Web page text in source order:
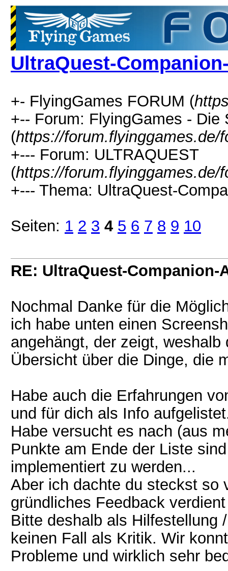
UltraQuest-
+- FlyingGames FORUM (
+-- Forum: FlyingGames - Die
(https://forum.flyinggames.de/
+--- Forum: ULTRAQUEST
(https://forum.flyinggames.de/
+--- Thema: UltraQuest-
Seiten: 1 2 3 4 5 6 7 8 9 10
RE: UltraQuest-Companion-
Nochmal Danke für die
ich habe unten einen
angehängt, der zeigt,
Übersicht über die Dinge, die
Habe auch die Erfahrungen
und für dich als Info
Habe versucht es nach (aus
Punkte am Ende der Liste
implementiert zu werden...
Aber ich dachte du steckst so
gründliches Feedback
Bitte deshalb als Hilfestellung
keinen Fall als Kritik. Wir
Probleme und wirklich sehr